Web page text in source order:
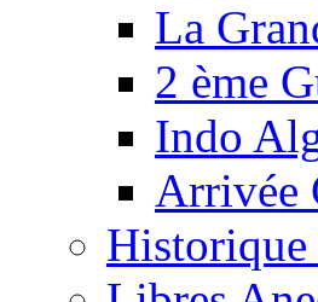
La
2 ème
Indo
Arrivée